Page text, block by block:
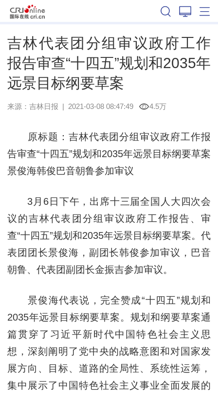
吉林代表团分组审议政府工作
报告审查“十四五”规划和2035年
远景目标纲要草案
来源： 吉林日报 | 2021-03-08 08:47:49 4.5万
原标题：吉林代表团分组审议政府工作报
告审查“十四五”规划和2035年远景目标纲要草案
景俊海韩俊巴音朝鲁参加审议
3月6日下午，出席十三届全国人大四次会
议的吉林代表团分组审议政府工作报告、审
查“十四五”规划和2035年远景目标纲要草案。代
表团团长景俊海，副团长韩俊参加审议，巴音
朝鲁、代表团副团长金振吉参加审议。
景俊海代表说，完全赞成“十四五”规划和
2035年远景目标纲要草案。规划和纲要草案通
篇贯穿了习近平新时代中国特色社会主义思
想，深刻阐明了党中央的战略意图和对国家发
展方向、目标、道路的全局性、系统性运筹，
集中展示了中国特色社会主义事业全面发展的